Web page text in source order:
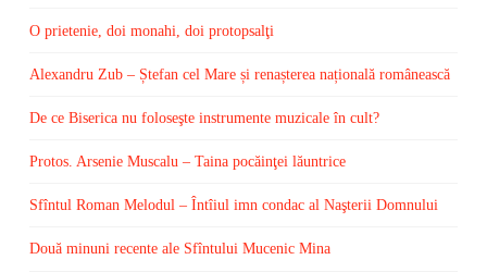
O prietenie, doi monahi, doi protopsalţi
Alexandru Zub – Ștefan cel Mare și renașterea națională românească
De ce Biserica nu foloseşte instrumente muzicale în cult?
Protos. Arsenie Muscalu – Taina pocăinţei lăuntrice
Sfîntul Roman Melodul – Întîiul imn condac al Naşterii Domnului
Două minuni recente ale Sfîntului Mucenic Mina